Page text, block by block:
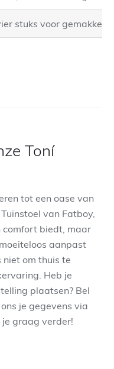
stuks voor
Toní
tot een oase van
van Fatboy,
comfort biedt, maar
aanpast
niet om thuis te
Heb je
plaatsen? Bel
je gegevens via
graag verder!